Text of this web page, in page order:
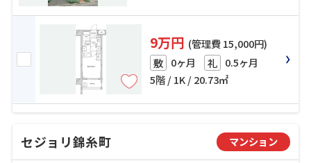
9万円 (管理費 15,000円)
敷 0ヶ月 礼 0.5ヶ月
5階 / 1K / 20.73㎡
セジョリ錦糸町 マンション